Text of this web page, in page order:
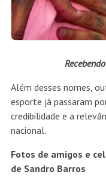
Além desses nomes,
esporte já passaram
credibilidade e a
nacional.
Fotos de amigos e
de Sandro Barros